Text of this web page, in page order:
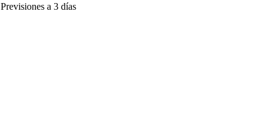
Previsiones a 3 días